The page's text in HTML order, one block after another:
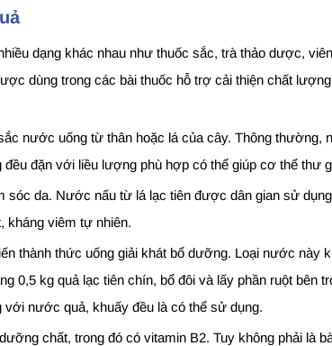
dạng khác nhau như thuốc sắc, trà thảo dược,
dùng trong các bài thuốc hỗ trợ cải thiện chất
nước uống từ thân hoặc lá của cây. Thông thường,
đặn với liều lượng phù hợp có thể giúp cơ thể thư
da. Nước nấu từ lá lạc tiên được dân gian sử
kháng viêm tự nhiên.
thành thức uống giải khát bổ dưỡng. Loại nước này
0,5 kg quả lạc tiên chín, bổ đôi và lấy phần ruột bên
nước quả, khuấy đều là có thể sử dụng.
chất, trong đó có vitamin B2. Tuy không phải là